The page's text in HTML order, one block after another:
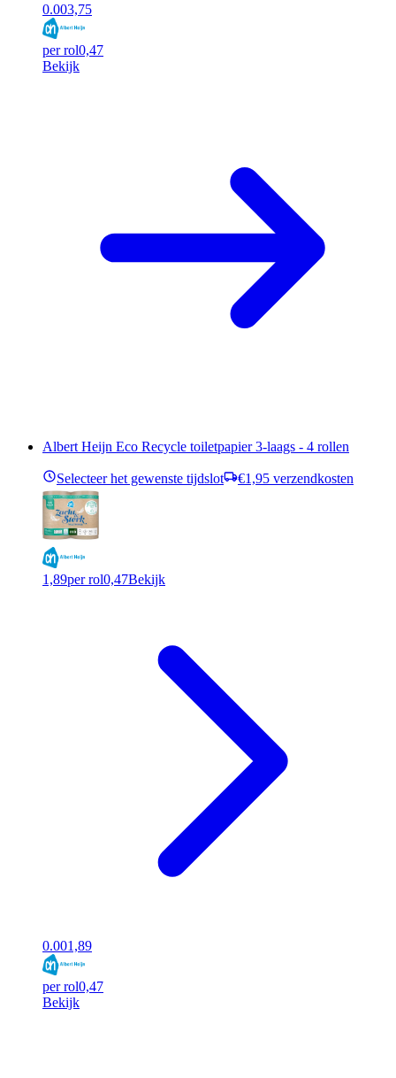
0.003,75
per rol0,47
Bekijk
Albert Heijn Eco Recycle toiletpapier 3-laags - 4 rollen
Selecteer het gewenste tijdslot €1,95 verzendkosten
1,89per rol0,47Bekijk
0.001,89
per rol0,47
Bekijk